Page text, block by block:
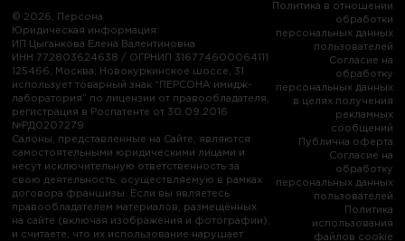
© 2026, Персона
Юридическая информация:
ИП Цыганкова Елена Валентиновна
ИНН 772803624638 / ОГРНИП 316774600064111
125466, Москва, Новокуркинское шоссе, 31
использует товарный знак “ПЕРСОНА имидж-
лаборатория” по лицензии от правообладателя,
регистрация в Роспатенте от 30.09.2016
№РД0207279
Салоны, представленные на Сайте, являются
самостоятельными юридическими лицами и
несут исключительную ответственность за
свою деятельность, осуществляемую в рамках
договора франшизы. Если вы являетесь
правообладателем материалов, размещённых
на сайте (включая изображения и фотографии),
и считаете, что их использование нарушает
Политика в отношении
обработки
персональных данных
пользователей
Согласие на
обработку
персональных данных
в целях получения
рекламных
сообщений
Публична оферта
Согласие на
обработку
персональных данных
пользователей
Политика
использования
файлов cookie